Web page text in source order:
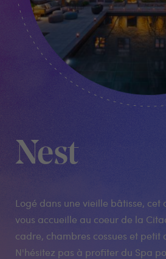
Nest
Logé dans une vieille bâtisse, cet
vous accueille au coeur de la
cadre, chambres cossues et petit
N'hésitez pas à profiter du Spa